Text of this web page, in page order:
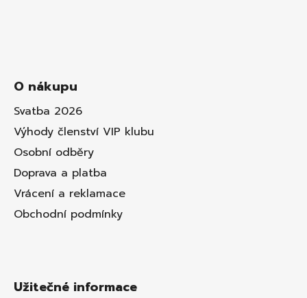
O nákupu
Svatba 2026
Výhody členství VIP klubu
Osobní odběry
Doprava a platba
Vrácení a reklamace
Obchodní podmínky
Užitečné informace